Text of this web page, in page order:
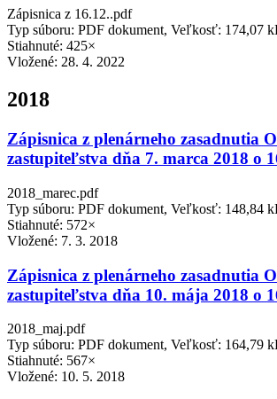
Zápisnica z 16.12..pdf
Typ súboru: PDF dokument, Veľkosť: 174,07
Stiahnuté: 425×
Vložené: 28. 4. 2022
2018
Zápisnica z plenárneho zasadnutia
zastupiteľstva dňa 7. marca 2018 o
2018_marec.pdf
Typ súboru: PDF dokument, Veľkosť: 148,84
Stiahnuté: 572×
Vložené: 7. 3. 2018
Zápisnica z plenárneho zasadnutia
zastupiteľstva dňa 10. mája 2018 o
2018_maj.pdf
Typ súboru: PDF dokument, Veľkosť: 164,79
Stiahnuté: 567×
Vložené: 10. 5. 2018